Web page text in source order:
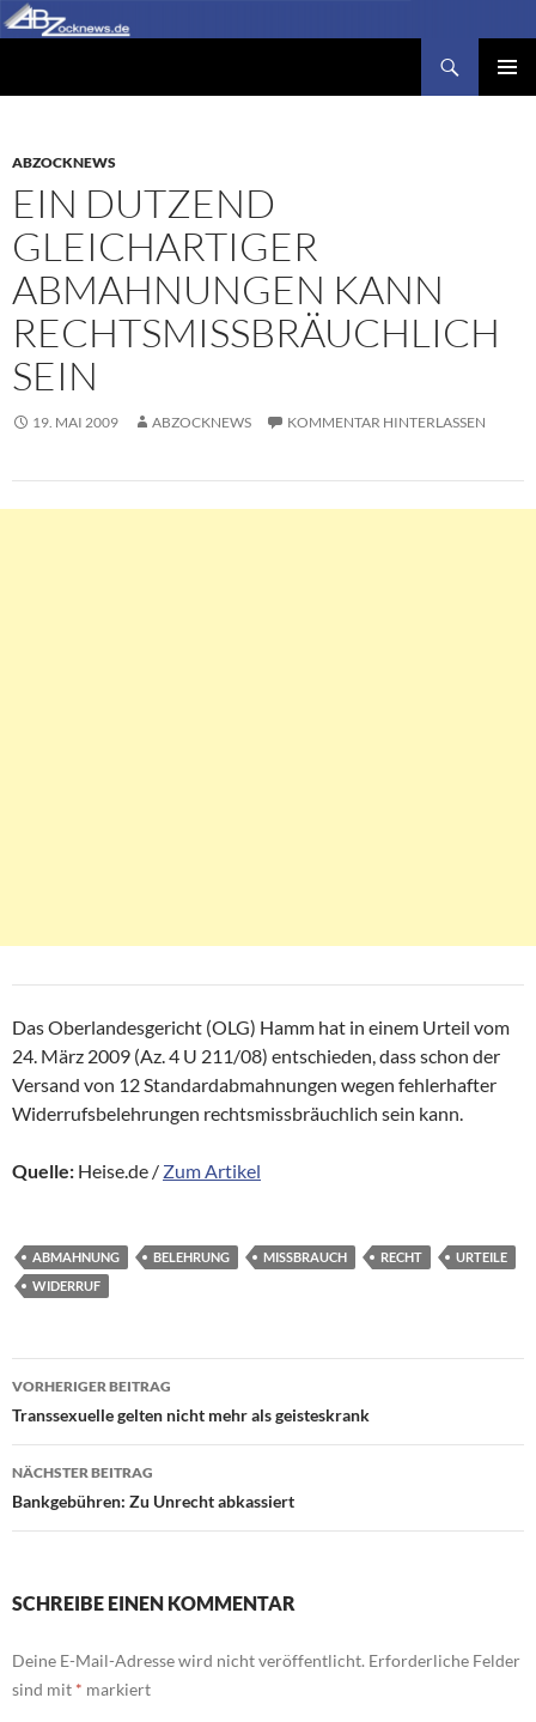
Zum
Inhalt
ABZOCKNEWS
EIN DUTZEND
GLEICHARTIGER
ABMAHNUNGEN KANN
RECHTSMISSBRÄUCHLICH
SEIN
19. MAI 2009 ABZOCKNEWS KOMMENTAR HINTERLASSEN
Das Oberlandesgericht (OLG) Hamm hat in einem Urteil vom
24. März 2009 (Az. 4 U 211/08) entschieden, dass schon der
Versand von 12 Standardabmahnungen wegen fehlerhafter
Widerrufsbelehrungen rechtsmissbräuchlich sein kann.
Quelle: Heise.de / Zum Artikel
ABMAHNUNG BELEHRUNG MISSBRAUCH RECHT
URTEILE
WIDERRUF
Beitragsnavigation
VORHERIGER BEITRAG
Transsexuelle gelten nicht mehr als geisteskrank
NÄCHSTER BEITRAG
Bankgebühren: Zu Unrecht abkassiert
SCHREIBE EINEN KOMMENTAR
Deine E-Mail-Adresse wird nicht veröffentlicht. Erforderliche Felder
sind mit * markiert